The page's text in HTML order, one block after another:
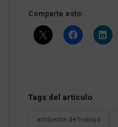
Comparte esto:
Tags del artículo
ambiente de trabajo